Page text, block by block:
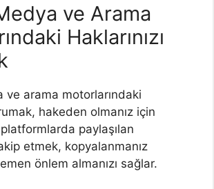
ve Arama
Haklarınızı
ve arama motorlarındaki
hakeden olmanız için
paylaşılan
etmek, kopyalanmanız
önlem almanızı sağlar.